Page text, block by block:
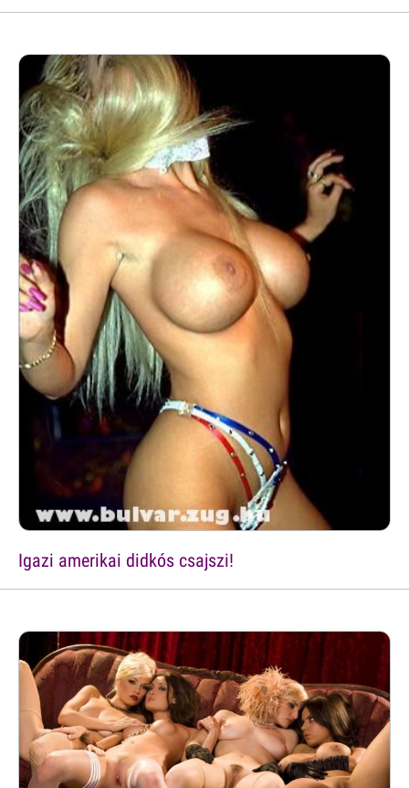
Igazi amerikai didkós csajszi!